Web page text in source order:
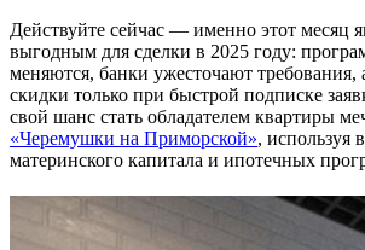
Действуйте сейчас — именно этот месяц
выгодным для сделки в 2025 году:
меняются, банки ужесточают требования,
скидки только при быстрой подписке
свой шанс стать обладателем квартиры
«Черемушки на Приморской», используя
материнского капитала и ипотечных